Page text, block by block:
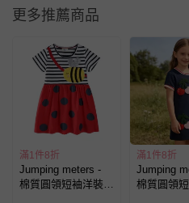
更多推薦商品
滿1件8折
Jumping meters -
棉質圓領短袖洋裝-
滿1件8折
Jumping
棉質圓領